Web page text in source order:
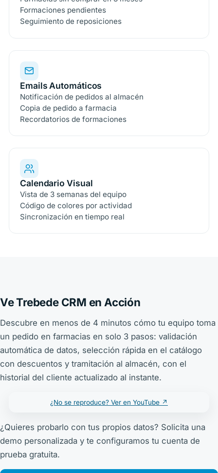
Formaciones pendientes
Seguimiento de reposiciones
Emails Automáticos
Notificación de pedidos al almacén
Copia de pedido a farmacia
Recordatorios de formaciones
Calendario Visual
Vista de 3 semanas del equipo
Código de colores por actividad
Sincronización en tiempo real
Ve Trebede CRM en Acción
Descubre en menos de 4 minutos cómo tu equipo toma
un pedido en farmacias en solo 3 pasos: validación
automática de datos, selección rápida en el catálogo
con descuentos y tramitación al almacén, con el
historial del cliente actualizado al instante.
¿No se reproduce? Ver en YouTube ↗
¿Quieres probarlo con tus propios datos? Solicita una
demo personalizada y te configuramos tu cuenta de
prueba gratuita.